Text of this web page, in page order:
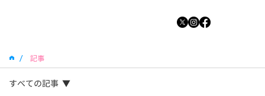
/ 記事
すべての記事